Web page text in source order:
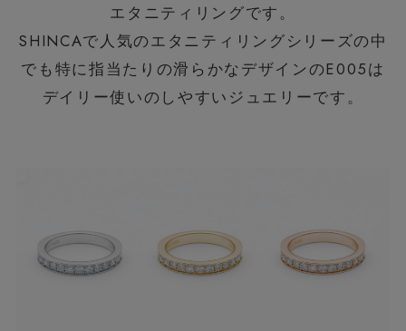
エタニティリングです。
SHINCAで人気のエタニティリングシリーズの中
でも特に指当たりの滑らかなデザインのE005は
デイリー使いのしやすいジュエリーです。